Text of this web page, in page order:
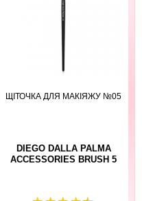
ЩІТОЧКА ДЛЯ МАКІЯЖУ №05
DIEGO DALLA PALMA
ACCESSORIES BRUSH 5